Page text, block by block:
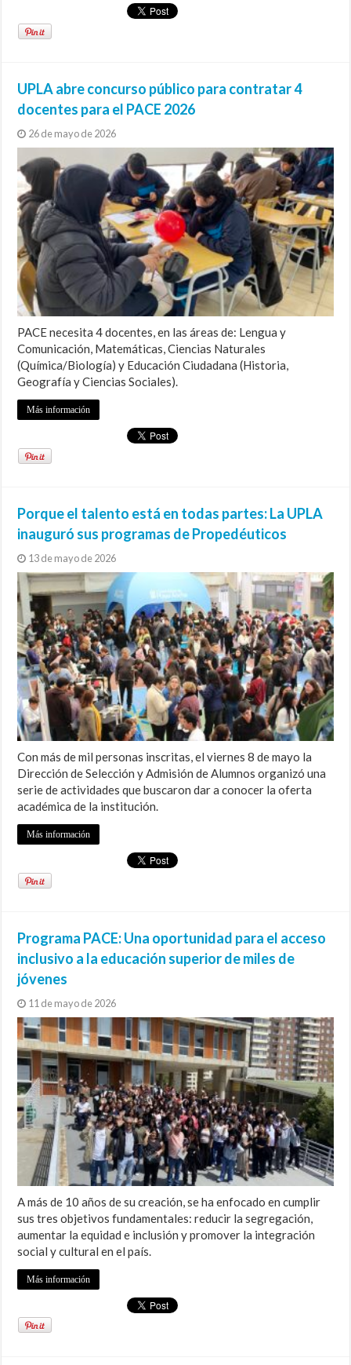
UPLA abre concurso público para contratar 4
docentes para el PACE 2026
26 de mayo de 2026
PACE necesita 4 docentes, en las áreas de: Lengua y
Comunicación, Matemáticas, Ciencias Naturales
(Química/Biología) y Educación Ciudadana (Historia,
Geografía y Ciencias Sociales).
Más información
Porque el talento está en todas partes: La UPLA
inauguró sus programas de Propedéuticos
13 de mayo de 2026
Con más de mil personas inscritas, el viernes 8 de mayo la
Dirección de Selección y Admisión de Alumnos organizó una
serie de actividades que buscaron dar a conocer la oferta
académica de la institución.
Más información
Programa PACE: Una oportunidad para el acceso
inclusivo a la educación superior de miles de
jóvenes
11 de mayo de 2026
A más de 10 años de su creación, se ha enfocado en cumplir
sus tres objetivos fundamentales: reducir la segregación,
aumentar la equidad e inclusión y promover la integración
social y cultural en el país.
Más información